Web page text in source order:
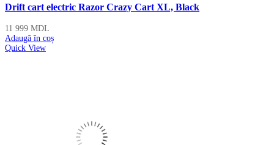
Drift cart electric Razor Crazy Cart XL, Black
11 999 MDL
Adaugă în coș
Quick View